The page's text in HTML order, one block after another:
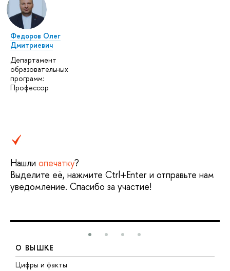
Федоров Олег
Дмитриевич
Департамент
образовательных
программ:
Профессор
Нашли опечатку?
Выделите её, нажмите Ctrl+Enter и отправьте нам
уведомление. Спасибо за участие!
О ВЫШКЕ
Цифры и факты